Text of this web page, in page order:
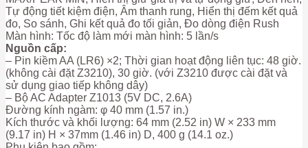
Tự động tiết kiệm điện, Âm thanh rung, Hiển thị đếm kết quả
đo, So sánh, Ghi kết quả đo tối giản, Đo dòng điện Rush
Màn hình: Tốc độ làm mới màn hình: 5 lần/s
Nguồn cấp:
– Pin kiềm AA (LR6) ×2; Thời gian hoạt động liên tục: 48 giờ.
(không cài đặt Z3210), 30 giờ. (với Z3210 được cài đặt và
sử dụng giao tiếp không dây)
– Bộ AC Adapter Z1013 (5V DC, 2.6A)
Đường kính ngàm: φ 40 mm (1.57 in.)
Kích thước và khối lượng: 64 mm (2.52 in) W × 233 mm
(9.17 in) H × 37mm (1.46 in) D, 400 g (14.1 oz.)